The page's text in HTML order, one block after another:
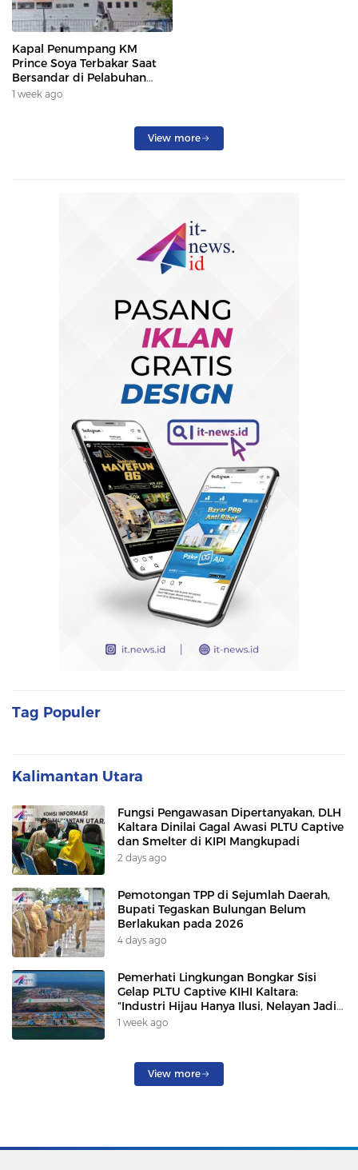
Kapal Penumpang KM
Prince Soya Terbakar Saat
Bersandar di Pelabuhan
Samarinda, Keberangkatan
1 week ago
View more
Tag Populer
Kalimantan Utara
Fungsi Pengawasan Dipertanyakan, DLH
Kaltara Dinilai Gagal Awasi PLTU Captive
dan Smelter di KIPI Mangkupadi
2 days ago
Pemotongan TPP di Sejumlah Daerah,
Bupati Tegaskan Bulungan Belum
Berlakukan pada 2026
4 days ago
Pemerhati Lingkungan Bongkar Sisi
Gelap PLTU Captive KIHI Kaltara:
“Industri Hijau Hanya Ilusi, Nelayan Jadi
Korban”
1 week ago
View more